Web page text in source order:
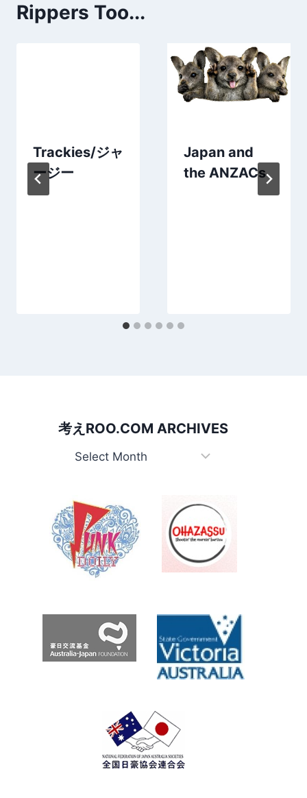
Rippers Too...
Trackies/ジャ
ージー
Japan and
the ANZACs
考えROO.COM ARCHIVES
考
Archives